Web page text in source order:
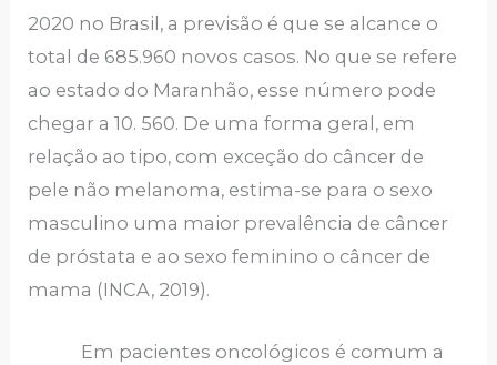
2020 no Brasil, a previsão é que se alcance o
total de 685.960 novos casos. No que se refere
ao estado do Maranhão, esse número pode
chegar a 10. 560. De uma forma geral, em
relação ao tipo, com exceção do câncer de
pele não melanoma, estima-se para o sexo
masculino uma maior prevalência de câncer
de próstata e ao sexo feminino o câncer de
mama (INCA, 2019).
Em pacientes oncológicos é comum a